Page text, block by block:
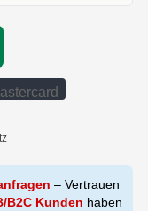
– Vertrauen
B2C Kunden haben